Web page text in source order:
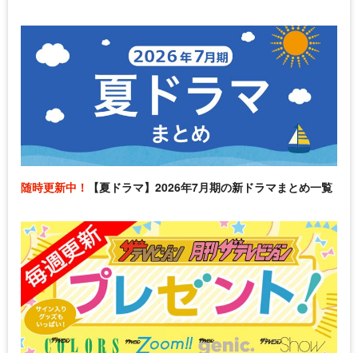
随時更新中！ 【夏ドラマ】2026年7月期の新ドラマまとめ一覧